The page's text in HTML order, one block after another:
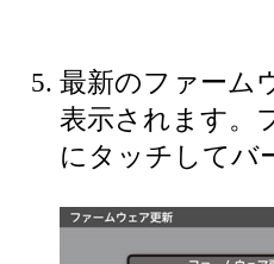
最新のファーム
表示されます。
にタッチしてバ